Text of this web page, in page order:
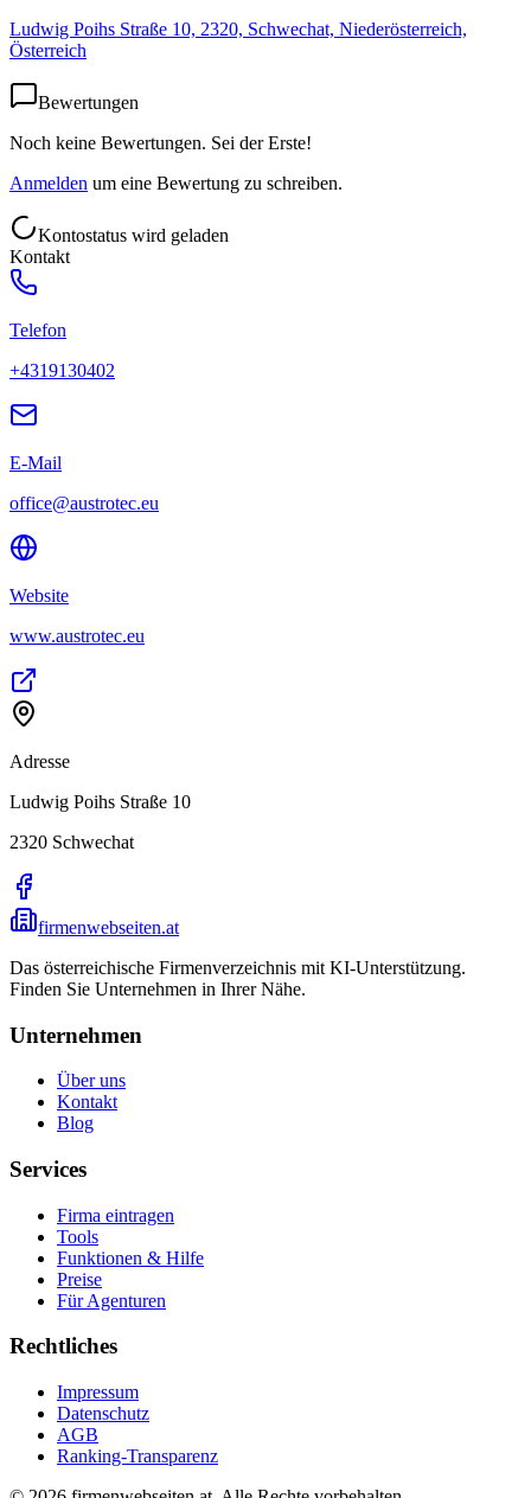
Ludwig Poihs Straße 10, 2320, Schwechat, Niederösterreich,
Österreich
Bewertungen
Noch keine Bewertungen. Sei der Erste!
Anmelden um eine Bewertung zu schreiben.
Kontostatus wird geladen
Kontakt
Telefon
+4319130402
E-Mail
office@austrotec.eu
Website
www.austrotec.eu
Adresse
Ludwig Poihs Straße 10
2320 Schwechat
firmenwebseiten.at
Das österreichische Firmenverzeichnis mit KI-Unterstützung.
Finden Sie Unternehmen in Ihrer Nähe.
Unternehmen
Über uns
Kontakt
Blog
Services
Firma eintragen
Tools
Funktionen & Hilfe
Preise
Für Agenturen
Rechtliches
Impressum
Datenschutz
AGB
Ranking-Transparenz